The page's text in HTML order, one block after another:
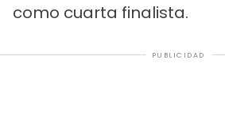
como cuarta finalista.
PUBLICIDAD